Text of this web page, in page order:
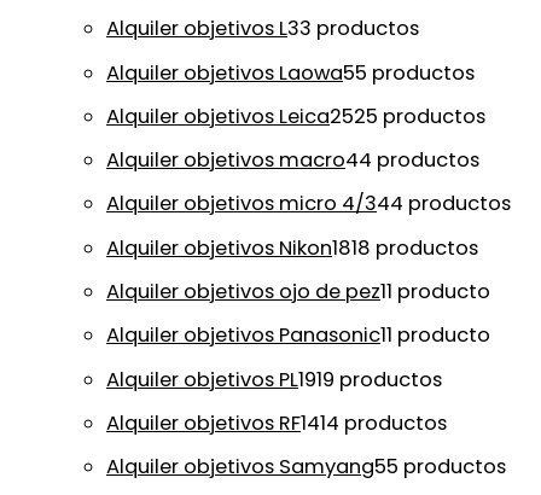
Alquiler objetivos L33 productos
Alquiler objetivos Laowa55 productos
Alquiler objetivos Leica2525 productos
Alquiler objetivos macro44 productos
Alquiler objetivos micro 4/344 productos
Alquiler objetivos Nikon1818 productos
Alquiler objetivos ojo de pez11 producto
Alquiler objetivos Panasonic11 producto
Alquiler objetivos PL1919 productos
Alquiler objetivos RF1414 productos
Alquiler objetivos Samyang55 productos